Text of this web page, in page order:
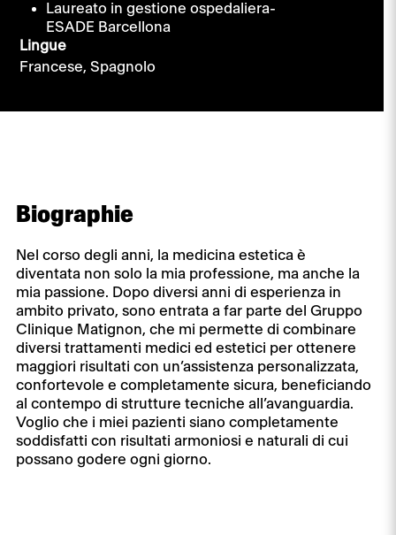
Laureato in gestione ospedaliera-
ESADE Barcellona
Lingue
Francese, Spagnolo
Biographie
Nel corso degli anni, la medicina estetica è
diventata non solo la mia professione, ma anche la
mia passione. Dopo diversi anni di esperienza in
ambito privato, sono entrata a far parte del Gruppo
Clinique Matignon, che mi permette di combinare
diversi trattamenti medici ed estetici per ottenere
maggiori risultati con un’assistenza personalizzata,
confortevole e completamente sicura, beneficiando
al contempo di strutture tecniche all’avanguardia.
Voglio che i miei pazienti siano completamente
soddisfatti con risultati armoniosi e naturali di cui
possano godere ogni giorno.